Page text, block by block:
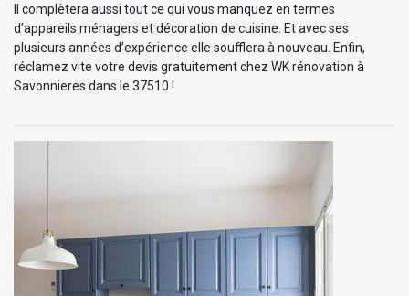
Il complètera aussi tout ce qui vous manquez en termes
d’appareils ménagers et décoration de cuisine. Et avec ses
plusieurs années d’expérience elle soufflera à nouveau. Enfin,
réclamez vite votre devis gratuitement chez WK rénovation à
Savonnieres dans le 37510 !